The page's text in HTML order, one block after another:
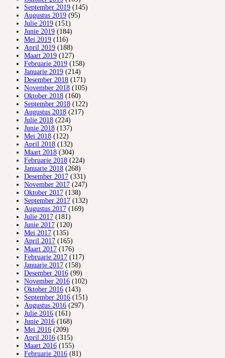
September 2019 (145)
Augustus 2019 (95)
Julie 2019 (151)
Junie 2019 (184)
Mei 2019 (116)
April 2019 (188)
Maart 2019 (127)
Februarie 2019 (158)
Januarie 2019 (214)
Desember 2018 (171)
November 2018 (105)
Oktober 2018 (160)
September 2018 (122)
Augustus 2018 (217)
Julie 2018 (224)
Junie 2018 (137)
Mei 2018 (122)
April 2018 (132)
Maart 2018 (304)
Februarie 2018 (224)
Januarie 2018 (268)
Desember 2017 (331)
November 2017 (247)
Oktober 2017 (138)
September 2017 (132)
Augustus 2017 (169)
Julie 2017 (181)
Junie 2017 (120)
Mei 2017 (135)
April 2017 (165)
Maart 2017 (176)
Februarie 2017 (117)
Januarie 2017 (158)
Desember 2016 (99)
November 2016 (102)
Oktober 2016 (143)
September 2016 (151)
Augustus 2016 (297)
Julie 2016 (161)
Junie 2016 (168)
Mei 2016 (209)
April 2016 (315)
Maart 2016 (155)
Februarie 2016 (81)